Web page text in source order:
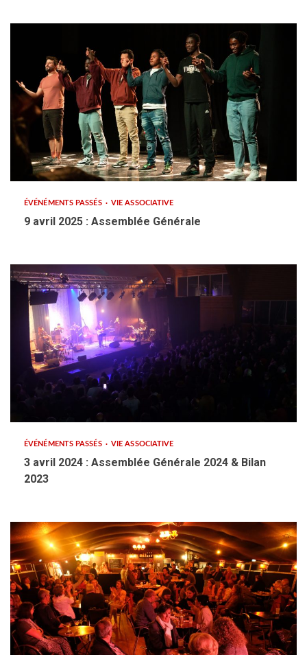
ÉVÉNÉMENTS PASSÉS VIE ASSOCIATIVE
9 avril 2025 : Assemblée Générale
ÉVÉNÉMENTS PASSÉS VIE ASSOCIATIVE
3 avril 2024 : Assemblée Générale 2024 & Bilan
2023